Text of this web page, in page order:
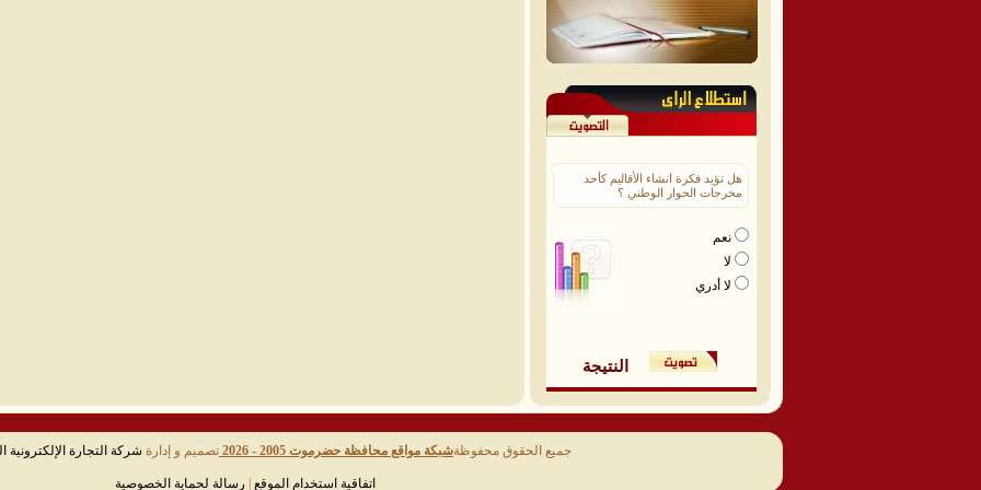
هل تؤيد فكرة انشاء الأقاليم كأحد
مخرجات الحوار الوطني ؟
نعم
لا
لا أدري
النتيجة
جميع الحقوق محفوظةشبكة مواقع محافظة حضرموت 2005 - 2026 تصميم و إدارة شركة التجارة الإلكترونية
اتفاقية استخدام الموقع رسالة لحماية الخصوصية